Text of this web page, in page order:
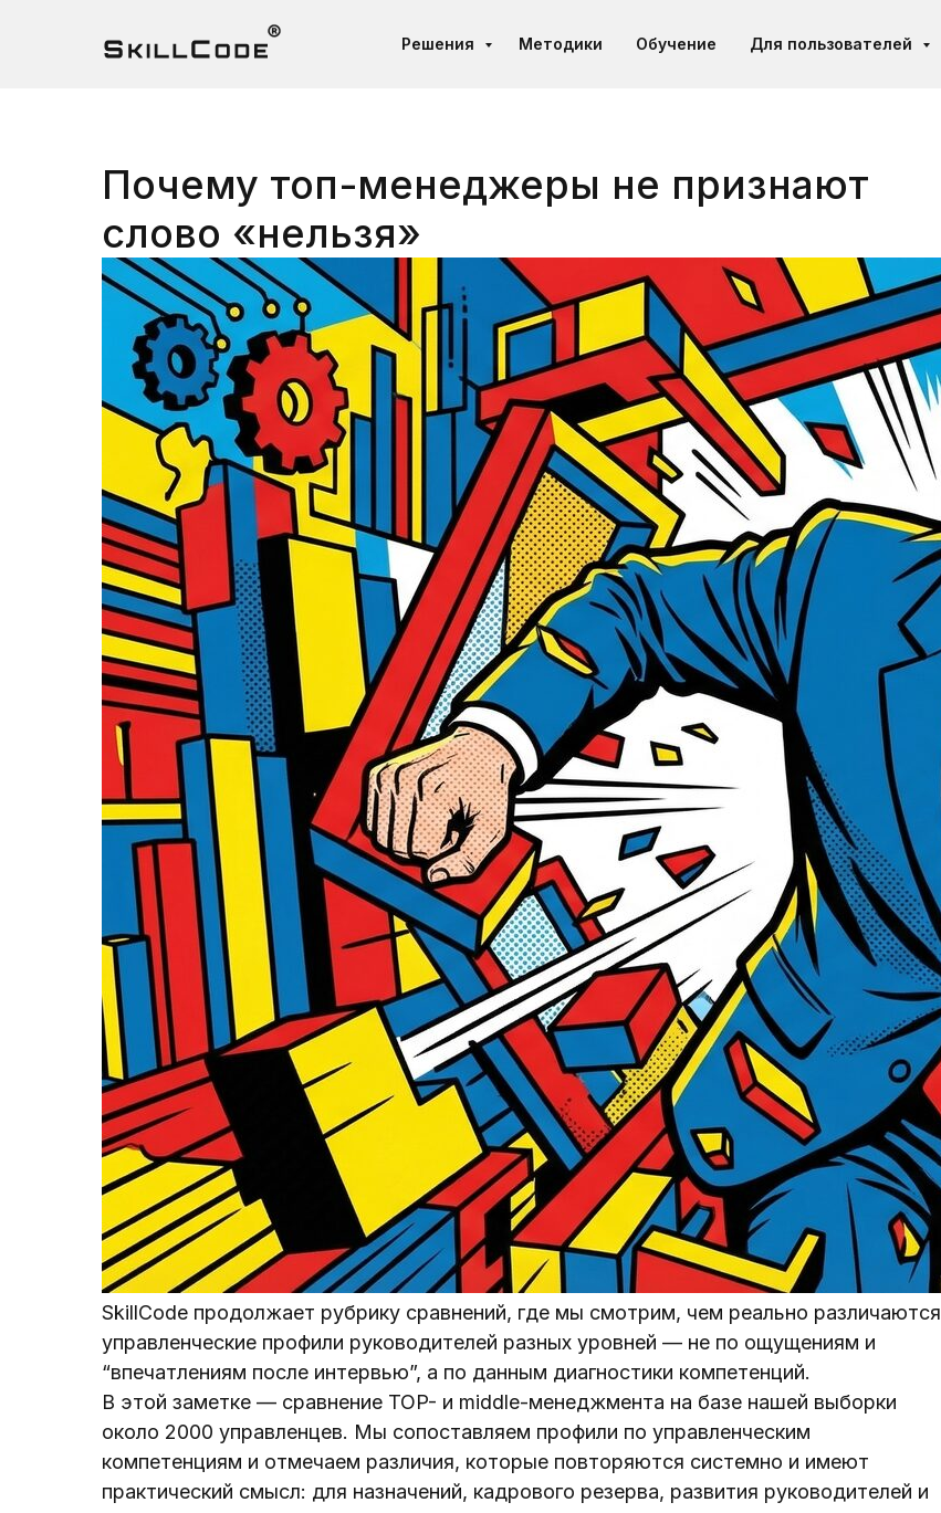
Решения Методики Обучение Для пользователей
Почему топ-менеджеры не признают
слово «нельзя»
SkillCode продолжает рубрику сравнений, где мы смотрим, чем реально различаются
управленческие профили руководителей разных уровней — не по ощущениям и
“впечатлениям после интервью”, а по данным диагностики компетенций.
В этой заметке — сравнение TOP- и middle-менеджмента на базе нашей выборки
около 2000 управленцев. Мы сопоставляем профили по управленческим
компетенциям и отмечаем различия, которые повторяются системно и имеют
практический смысл: для назначений, кадрового резерва, развития руководителей и